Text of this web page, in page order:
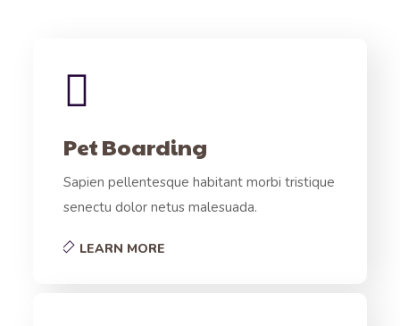
Pet Boarding
Sapien pellentesque habitant morbi tristique
senectu dolor netus malesuada.
LEARN MORE